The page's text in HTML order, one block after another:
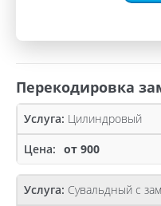
Перекодировка
Цилиндровый
от 900
Сувальдный с